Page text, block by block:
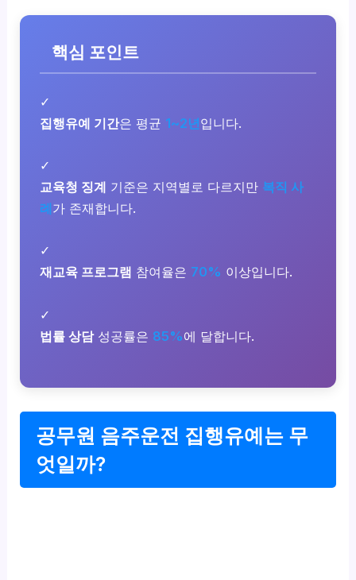
핵심 포인트
✓
집행유예 기간은 평균 1~2년입니다.
✓
교육청 징계 기준은 지역별로 다르지만 복직 사
례가 존재합니다.
✓
재교육 프로그램 참여율은 70% 이상입니다.
✓
법률 상담성공률은 85%에 달합니다.
공무원 음주운전 집행유예는 무
엇일까?